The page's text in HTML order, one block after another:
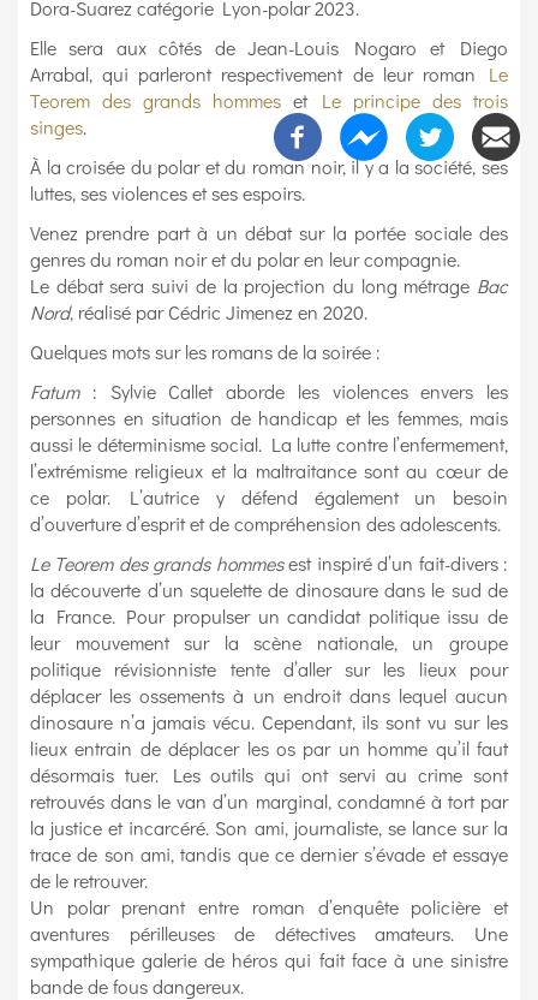
Dora-Suarez catégorie Lyon-polar 2023.
Elle sera aux côtés de Jean-Louis Nogaro et Diego
Arrabal, qui parleront respectivement de leur roman Le
Teorem des grands hommeset Le principe des trois
singes.
À la croisée du polar et du roman noir, il y a la société, ses
luttes, ses violences et ses espoirs.
Venez prendre part à un débat sur la portée sociale des
genres du roman noir et du polar en leur compagnie.
Le débat sera suivi de la projection du long métrage Bac
Nord, réalisé par Cédric Jimenez en 2020.
Quelques mots sur les romans de la soirée :
Fatum: Sylvie Callet aborde les violences envers les
personnes en situation de handicap et les femmes, mais
aussi le déterminisme social. La lutte contre l’enfermement,
l’extrémisme religieux et la maltraitance sont au cœur de
ce polar. L’autrice y défend également un besoin
d’ouverture d’esprit et de compréhension des adolescents.
Le Teorem des grands hommesest inspiré d’un fait-divers :
la découverte d’un squelette de dinosaure dans le sud de
la France. Pour propulser un candidat politique issu de
leur mouvement sur la scène nationale, un groupe
politique révisionniste tente d’aller sur les lieux pour
déplacer les ossements à un endroit dans lequel aucun
dinosaure n’a jamais vécu. Cependant, ils sont vu sur les
lieux entrain de déplacer les os par un homme qu’il faut
désormais tuer. Les outils qui ont servi au crime sont
retrouvés dans le van d’un marginal, condamné à tort par
la justice et incarcéré. Son ami, journaliste, se lance sur la
trace de son ami, tandis que ce dernier s’évade et essaye
de le retrouver.
Un polar prenant entre roman d’enquête policière et
aventures périlleuses de détectives amateurs. Une
sympathique galerie de héros qui fait face à une sinistre
bande de fous dangereux.